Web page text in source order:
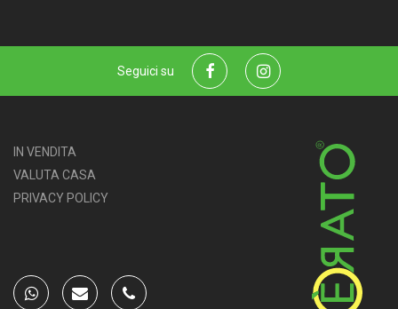
Seguici su FacebookInstagram
IN VENDITA
VALUTA CASA
PRIVACY POLICY
whatsappemail phone